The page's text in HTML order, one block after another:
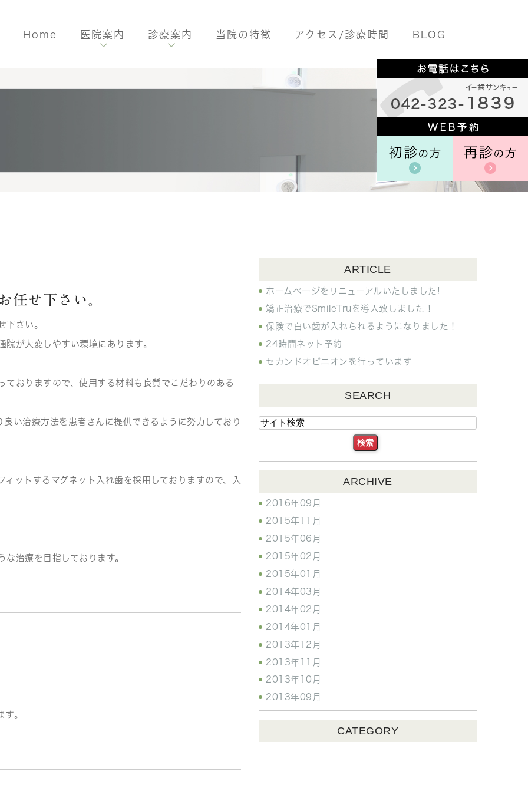
Home 医院案内 診療案内 当院の特徴 アクセス/診療時間 BLOG
任せ下さい。
下さい。
が大変しやすい環境にあります。
おりますので、使用する材料も良質でこだわりのある
い治療方法を患者さんに提供できるように努力しており
ットするマグネット入れ歯を採用しておりますので、入
治療を目指しております。
。
ARTICLE
ホームページをリニューアルいたしました!
矯正治療でSmileTruを導入致しました！
保険で白い歯が入れられるようになりました！
24時間ネット予約
セカンドオピニオンを行っています
SEARCH
ARCHIVE
2016年09月
2015年11月
2015年06月
2015年02月
2015年01月
2014年03月
2014年02月
2014年01月
2013年12月
2013年11月
2013年10月
2013年09月
CATEGORY